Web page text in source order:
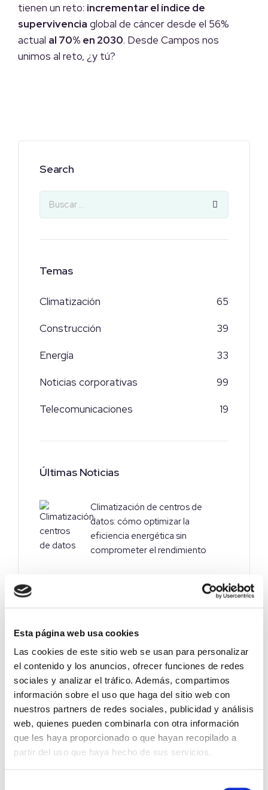
Esta página web usa cookies
Las cookies de este sitio web se usan para personalizar
el contenido y los anuncios, ofrecer funciones de redes
sociales y analizar el tráfico. Además, compartimos
información sobre el uso que haga del sitio web con
nuestros partners de redes sociales, publicidad y análisis
web, quienes pueden combinarla con otra información
que les haya proporcionado o que hayan recopilado a
partir del uso que haya hecho de sus servicios.
tienen un reto: incrementar el índice de
supervivencia global de cáncer desde el 56%
actual al 70% en 2030. Desde Campos nos
unimos al reto, ¿y tú?
Search
Temas
Climatización 65
Construcción 39
Energía 33
Noticias corporativas 99
Telecomunicaciones 19
Últimas Noticias
Climatización de centros de
datos: cómo optimizar la
eficiencia energética sin
comprometer el rendimiento
Construcción de clínicas: errores
Proyectos de instalaciones
deportivas: requisitos, fases y
buenas prácticas para crear
espacios cómodos, eficientes y
funcionales
Día Internacional de la Mujer en la
Ingeniería